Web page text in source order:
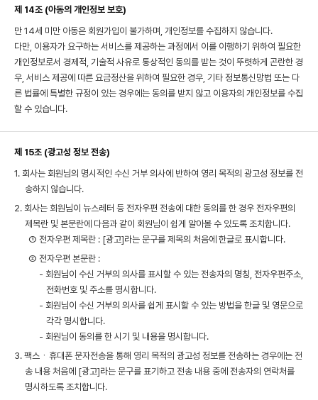
제 14조 (아동의 개인정보 보호)
만 14세 미만 아동은 회원가입이 불가하며, 개인정보를 수집하지 않습니다.
다만, 이용자가 요구하는 서비스를 제공하는 과정에서 이를 이행하기 위하여 필요한
개인정보로서 경제적, 기술적 사유로 통상적인 동의를 받는 것이 뚜렷하게 곤란한 경
우, 서비스 제공에 따른 요금정산을 위하여 필요한 경우, 기타 정보통신망법 또는 다
른 법률에 특별한 규정이 있는 경우에는 동의를 받지 않고 이용자의 개인정보를 수집
할 수 있습니다.
제 15조 (광고성 정보 전송)
1. 회사는 회원님의 명시적인 수신 거부 의사에 반하여 영리 목적의 광고성 정보를 전
송하지 않습니다.
2. 회사는 회원님이 뉴스레터 등 전자우편 전송에 대한 동의를 한 경우 전자우편의
제목란 및 본문란에 다음과 같이 회원님이 쉽게 알아볼 수 있도록 조치합니다.
① 전자우편 제목란 : [광고]라는 문구를 제목의 처음에 한글로 표시합니다.
② 전자우편 본문란 :
- 회원님이 수신 거부의 의사를 표시할 수 있는 전송자의 명칭, 전자우편주소,
전화번호 및 주소를 명시합니다.
- 회원님이 수신 거부의 의사를 쉽게 표시할 수 있는 방법을 한글 및 영문으로
각각 명시합니다.
- 회원님이 동의를 한 시기 및 내용을 명시합니다.
3. 팩스ㆍ휴대폰 문자전송을 통해 영리 목적의 광고성 정보를 전송하는 경우에는 전
송 내용 처음에 [광고]라는 문구를 표기하고 전송 내용 중에 전송자의 연락처를
명시하도록 조치합니다.